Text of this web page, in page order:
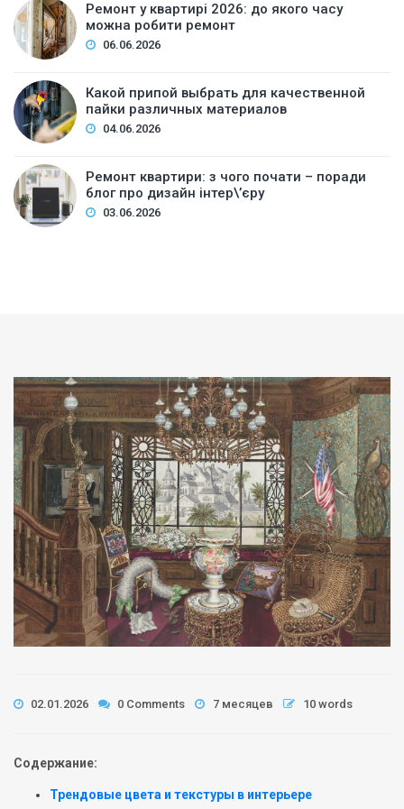
Ремонт у квартирі 2026: до якого часу
можна робити ремонт
06.06.2026
Какой припой выбрать для качественной
пайки различных материалов
04.06.2026
Ремонт квартири: з чого почати – поради
блог про дизайн інтер\’єру
03.06.2026
02.01.2026 0 Comments 7 месяцев 10 words
Содержание:
Трендовые цвета и текстуры в интерьере